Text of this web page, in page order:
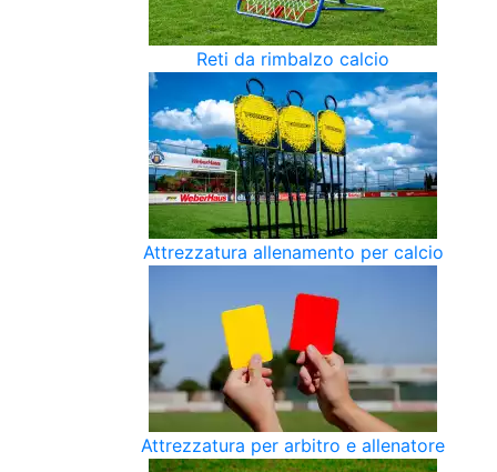
Reti da rimbalzo calcio
Attrezzatura allenamento per calcio
Attrezzatura per arbitro e allenatore